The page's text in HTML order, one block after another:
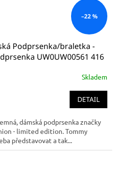
–22 %
Podprsenka/braletka -
UW0UW00561 416
Skladem
DETAIL
dámská podprsenka značky
- limited edition. Tommy
představovat a tak...